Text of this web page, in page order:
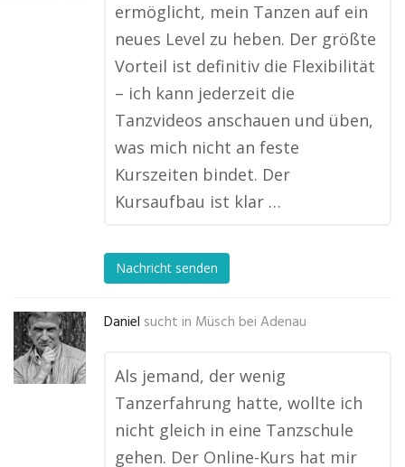
ermöglicht, mein Tanzen auf ein
neues Level zu heben. Der größte
Vorteil ist definitiv die Flexibilität
– ich kann jederzeit die
Tanzvideos anschauen und üben,
was mich nicht an feste
Kurszeiten bindet. Der
Kursaufbau ist klar …
Nachricht senden
Daniel sucht in Müsch bei Adenau
Als jemand, der wenig
Tanzerfahrung hatte, wollte ich
nicht gleich in eine Tanzschule
gehen. Der Online-Kurs hat mir